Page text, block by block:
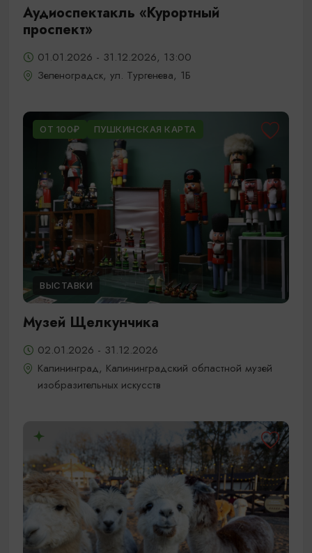
Аудиоспектакль «Курортный
проспект»
01.01.2026 - 31.12.2026, 13:00
Зеленоградск, ул. Тургенева, 1Б
ОТ 100₽ ПУШКИНСКАЯ КАРТА
ВЫСТАВКИ
Музей Щелкунчика
02.01.2026 - 31.12.2026
Калининград, Калининградский областной музей
изобразительных искусств